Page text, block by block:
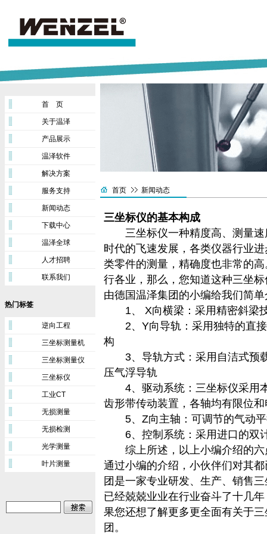
首 页
关于温泽
产品展示
温泽软件
解决方案
服务支持
新闻动态
下载中心
温泽全球
人才招聘
联系我们
热门标签
逆向工程
三坐标测量机
三坐标测量仪
三坐标仪
工业CT
无损测量
无损检测
光学测量
叶片测量
首页 新闻动态
三坐标仪的基本构成
三坐标仪一种精度高、测量
时代的飞速发展，各类仪器行业
类零件的测量，精确度也非常的
行各业，那么，您知道这种三坐
由德国温泽集团的小编给我们简
1、 X向横梁：采用精密斜梁
2、Y向导轨：采用独特的直接
构
3、导轨方式：采用自洁式预
压气浮导轨
4、驱动系统：三坐标仪采用
齿形带传动装置，各轴均有限位
5、Z向主轴：可调节的气动平
6、控制系统：采用进口的双
综上所述，以上小编介绍的六
通过小编的介绍，小伙伴们对其
团是一家专业研发、生产、销售
已经兢兢业业在行业奋斗了十几
果您还想了解更多更全面有关于
团 。